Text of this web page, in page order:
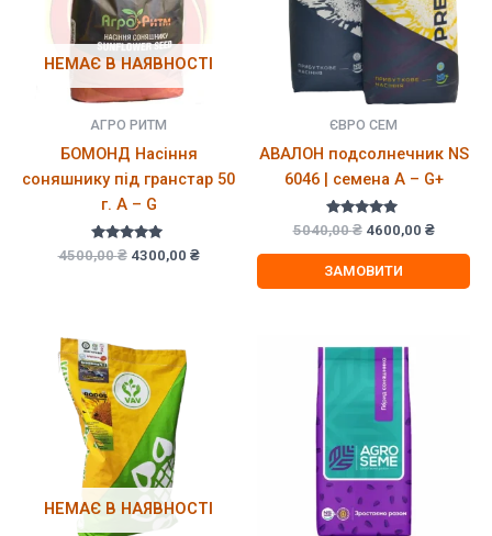
НЕМАЄ В НАЯВНОСТІ
АГРО РИТМ
БОМОНД Насіння
соняшнику під гранстар 50
г. A – G
Оцінено в
5.00
4500,00₴ Оригінальна
4300,00 ₴Поточна
4300,00 ₴.
ЄВРО СЕМ
АВАЛОН подсолнечник NS
6046 | семена A – G+
Оцінено в
5.00
з 5
5040,00₴ Оригінальна
5040,00 ₴.
4600,00 ₴
ЗАМОВИТИ
НЕМАЄ В НАЯВНОСТІ